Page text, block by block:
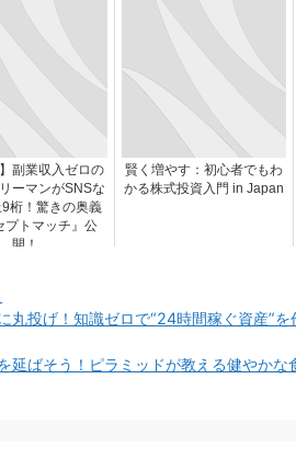
】副業収入ゼロの
ーマンがSNSな
9桁！驚きの奥義
プトマッチ』公
開！
賢く増やす：初心者でもわ
かる株式投資入門 in Japan
丸投げ！知識ゼロで“24時間稼ぐ資産”
延ばそう！ピラミッドが教える健やかな